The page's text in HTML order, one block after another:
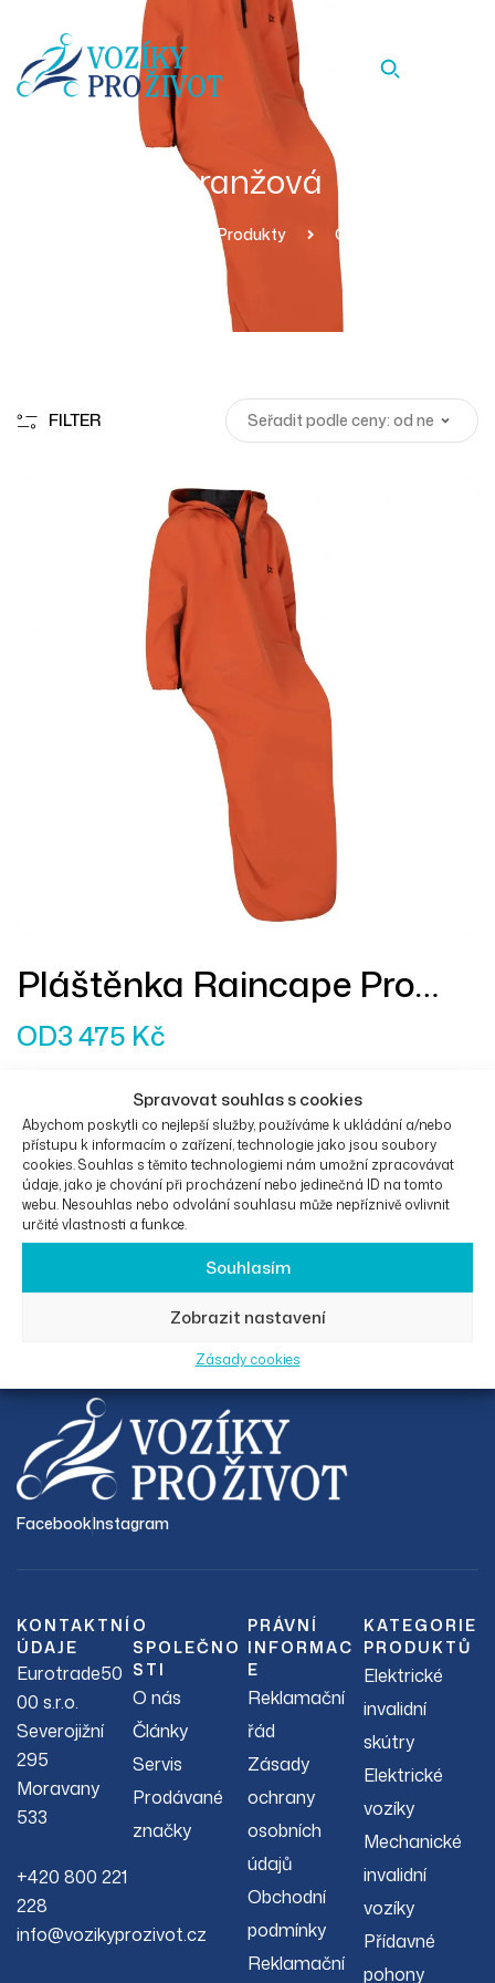
Spravovat souhlas s cookies
Abychom poskytli co nejlepší služby, používáme k ukládání a/nebo
přístupu k informacím o zařízení, technologie jako jsou soubory
cookies. Souhlas s těmito technologiemi nám umožní zpracovávat
údaje, jako je chování při procházení nebo jedinečná ID na tomto
webu. Nesouhlas nebo odvolání souhlasu může nepříznivě ovlivnit
určité vlastnosti a funkce.
Souhlasím
Zobrazit nastavení
Zásady cookies
Oranžová
Produkty Oranžová
FILTER
Pláštěnka Raincape Pro
Děti Oranžová
OD3 475 Kč
počasí. Je vodě i větruodolná a zároveň prodyšná.
Výběr Možností
FacebookInstagram
KONTAKTNÍ
ÚDAJE
Eurotrade50
00 s.r.o.
Severojižní
295
Moravany
533
+420 800 221
228
info@vozikyprozivot.cz
O
SPOLEČNO
STI
O nás
Články
Servis
Prodávané
značky
PRÁVNÍ
INFORMAC
E
Reklamační
řád
Zásady
ochrany
osobních
údajů
Obchodní
podmínky
Reklamační
KATEGORIE
PRODUKTŮ
Elektrické
invalidní
skútry
Elektrické
vozíky
Mechanické
invalidní
vozíky
Přídavné
pohony